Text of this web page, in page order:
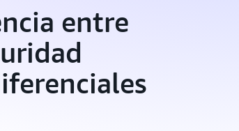
entre